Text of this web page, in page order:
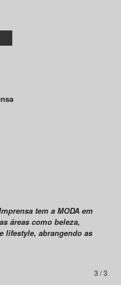
tem a MODA em
áreas como beleza,
lifestyle, abrangendo as
3 / 3